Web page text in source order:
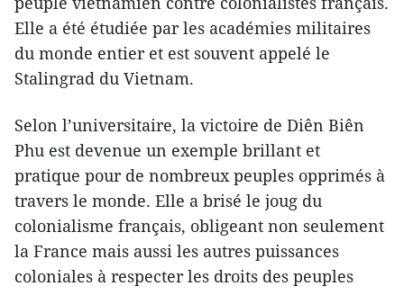
Elle a été étudiée par les académies militaires
du monde entier et est souvent appelé le
Stalingrad du Vietnam.
Selon l’universitaire, la victoire de Diên Biên
Phu est devenue un exemple brillant et
pratique pour de nombreux peuples opprimés à
travers le monde. Elle a brisé le joug du
colonialisme français, obligeant non seulement
la France mais aussi les autres puissances
coloniales à respecter les droits des peuples